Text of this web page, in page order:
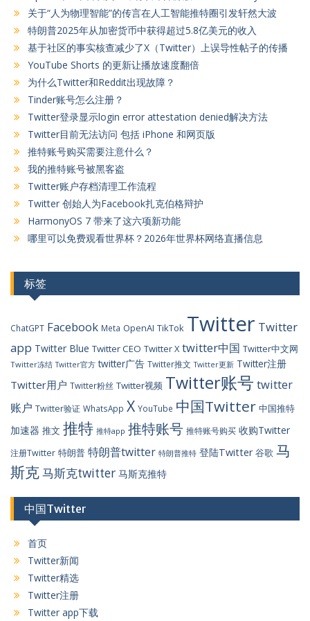
关于“人为物理智能”的传言在人工智能推特圈引发轩然大波
特朗普2025年从加密货币中获得超过5.8亿美元的收入
基于社区的事实核查减少了X（Twitter）上误导性帖子的传播
YouTube Shorts 的更新让播放速度翻倍
为什么Twitter和Reddit出现故障？
Tinder账号怎么注册？
Twitter登录显示login error attestation denied解决方法
Twitter目前无法访问 包括 iPhone 和网页版
推特账号购买需要注意什么？
我的推特账号被黑客盗
Twitter账户存档清理工作流程
Twitter 创始人为Facebook扎克伯格辩护
HarmonyOS 7 带来了这六项新功能
哪里可以免费观看世界杯？2026年世界杯网络直播信息
标签
ChatGPT Facebook Meta OpenAI TikTok Twitter Twitter
app Twitter Blue Twitter CEO Twitter X twitter中国 Twitter中文网
Twitter冻结 Twitter官方 twitter广告 Twitter推文 Twitter更新 Twitter注册
Twitter用户 Twitter粉丝 Twitter视频 Twitter账号 twitter
账户 Twitter验证 WhatsApp X YouTube 中国Twitter 中国推特
加速器 推文 推特 推特app 推特账号 推特账号购买 收购Twitter
注册Twitter 特朗普 特朗普twitter 特朗普推特 登陆Twitter 谷歌 马
斯克马斯克twitter 马斯克推特
中国Twitter
首页
Twitter新闻
Twitter精选
Twitter注册
Twitter app下载